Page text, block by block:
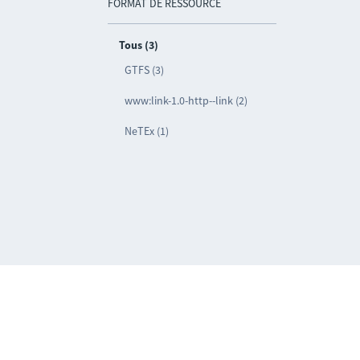
FORMAT DE RESSOURCE
Tous (3)
GTFS (3)
www:link-1.0-http--link (2)
NeTEx (1)